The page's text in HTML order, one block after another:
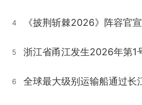
4 《披荆斩棘2026》阵容官宣
5
6